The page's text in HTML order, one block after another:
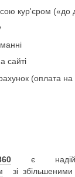
кур'єром («до
сайті
(оплата
є
зі